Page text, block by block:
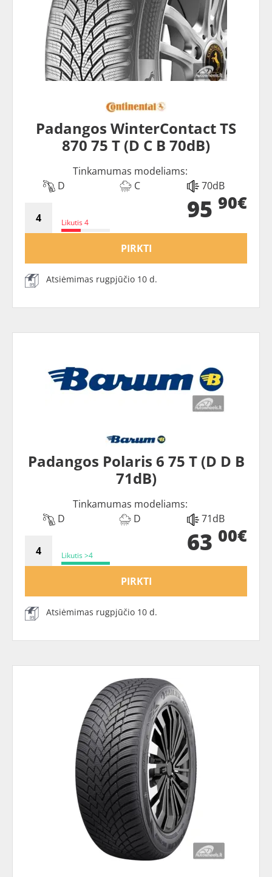
Padangos WinterContact TS
870 75 T (D C B 70dB)
Tinkamumas modeliams:
D
C 70dB
Likutis 4 95 90€
PIRKTI
Atsiėmimas rugpjūčio 10 d.
Padangos Polaris 6 75 T (D D B
71dB)
Tinkamumas modeliams:
D
D 71dB
Likutis >4 63 00€
PIRKTI
Atsiėmimas rugpjūčio 10 d.